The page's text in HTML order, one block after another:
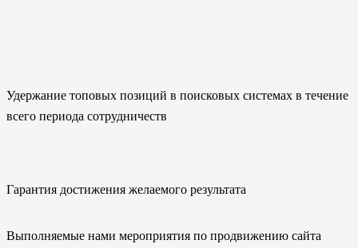
Удержание топовых позиций в поисковых системах в течение
всего периода сотрудничеств
Гарантия достижения желаемого результата
Выполняемые нами мероприятия по продвижению сайта